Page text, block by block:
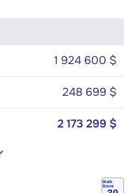
1 924 600 $
248 699 $
2 173 299 $
Walk
Score